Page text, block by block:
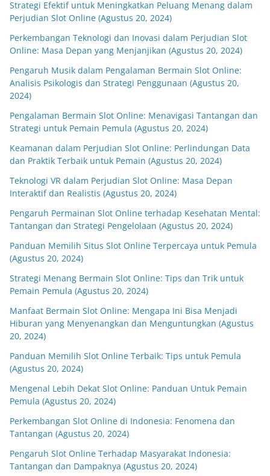
Strategi Efektif untuk Meningkatkan Peluang Menang dalam
Perjudian Slot Online (Agustus 20, 2024)
Perkembangan Teknologi dan Inovasi dalam Perjudian Slot
Online: Masa Depan yang Menjanjikan (Agustus 20, 2024)
Pengaruh Musik dalam Pengalaman Bermain Slot Online:
Analisis Psikologis dan Strategi Penggunaan (Agustus 20,
2024)
Pengalaman Bermain Slot Online: Menavigasi Tantangan dan
Strategi untuk Pemain Pemula (Agustus 20, 2024)
Keamanan dalam Perjudian Slot Online: Perlindungan Data
dan Praktik Terbaik untuk Pemain (Agustus 20, 2024)
Teknologi VR dalam Perjudian Slot Online: Masa Depan
Interaktif dan Realistis (Agustus 20, 2024)
Pengaruh Permainan Slot Online terhadap Kesehatan Mental:
Tantangan dan Strategi Pengelolaan (Agustus 20, 2024)
Panduan Memilih Situs Slot Online Terpercaya untuk Pemula
(Agustus 20, 2024)
Strategi Menang Bermain Slot Online: Tips dan Trik untuk
Pemain Pemula (Agustus 20, 2024)
Manfaat Bermain Slot Online: Mengapa Ini Bisa Menjadi
Hiburan yang Menyenangkan dan Menguntungkan (Agustus
20, 2024)
Panduan Memilih Slot Online Terbaik: Tips untuk Pemula
(Agustus 20, 2024)
Mengenal Lebih Dekat Slot Online: Panduan Untuk Pemain
Pemula (Agustus 20, 2024)
Perkembangan Slot Online di Indonesia: Fenomena dan
Tantangan (Agustus 20, 2024)
Pengaruh Slot Online Terhadap Masyarakat Indonesia:
Tantangan dan Dampaknya (Agustus 20, 2024)